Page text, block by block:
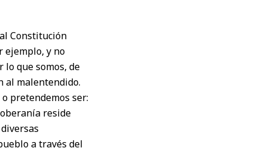
Constitución
ejemplo, y no
lo que somos, de
al malentendido.
pretendemos ser:
reside
a través del